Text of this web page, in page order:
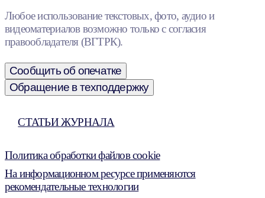
Любое использование текстовых, фото, аудио и
видеоматериалов возможно только с согласия
правообладателя (ВГТРК).
Сообщить об опечатке
Обращение в техподдержку
СТАТЬИ ЖУРНАЛА
Политика обработки файлов cookie
На информационном ресурсе применяются
рекомендательные технологии